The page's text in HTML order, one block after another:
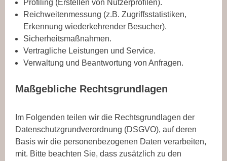
Profiling (Erstellen von Nutzerprofilen).
Reichweitenmessung (z.B. Zugriffsstatistiken,
Erkennung wiederkehrender Besucher).
Sicherheitsmaßnahmen.
Vertragliche Leistungen und Service.
Verwaltung und Beantwortung von Anfragen.
Maßgebliche Rechtsgrundlagen
Im Folgenden teilen wir die Rechtsgrundlagen der
Datenschutzgrundverordnung (DSGVO), auf deren
Basis wir die personenbezogenen Daten verarbeiten,
mit. Bitte beachten Sie, dass zusätzlich zu den